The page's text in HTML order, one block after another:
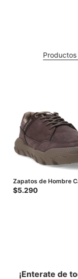
Zapatos de Hombre
Hex Lite Cruise -
$5.290
¡Enterate de